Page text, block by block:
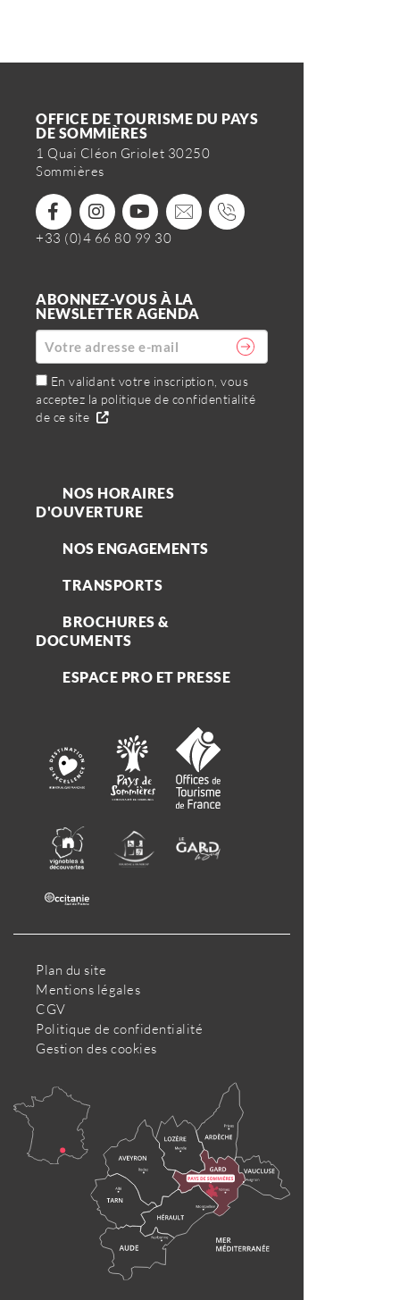
OFFICE DE TOURISME DU PAYS
DE SOMMIÈRES
1 Quai Cléon Griolet 30250
Sommières
+33 (0)4 66 80 99 30
ABONNEZ-VOUS À LA
NEWSLETTER AGENDA
En validant votre inscription, vous
acceptez la politique de confidentialité
de ce site
NOS HORAIRES
D'OUVERTURE
NOS ENGAGEMENTS
TRANSPORTS
BROCHURES &
DOCUMENTS
ESPACE PRO ET PRESSE
Plan du site
Mentions légales
CGV
Politique de confidentialité
Gestion des cookies